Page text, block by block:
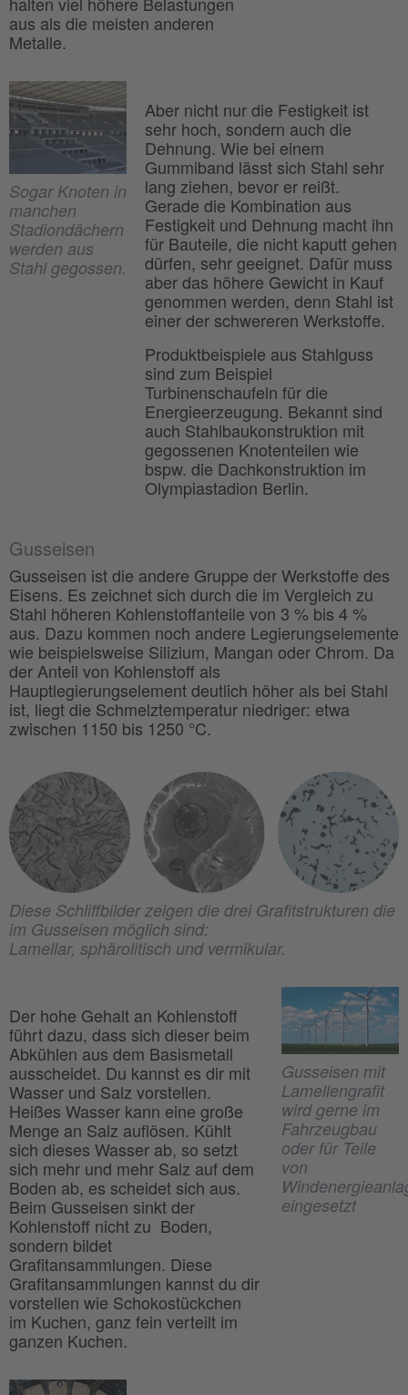
aus als die meisten anderen
Metalle.
Sogar Knoten in
manchen
Stadiondächern
werden aus
Stahl gegossen.
Aber nicht nur die Festigkeit ist
sehr hoch, sondern auch die
Dehnung. Wie bei einem
Gummiband lässt sich Stahl sehr
lang ziehen, bevor er reißt.
Gerade die Kombination aus
Festigkeit und Dehnung macht ihn
für Bauteile, die nicht kaputt gehen
dürfen, sehr geeignet. Dafür muss
aber das höhere Gewicht in Kauf
genommen werden, denn Stahl ist
einer der schwereren Werkstoffe.
Produktbeispiele aus Stahlguss
sind zum Beispiel
Turbinenschaufeln für die
Energieerzeugung. Bekannt sind
auch Stahlbaukonstruktion mit
gegossenen Knotenteilen wie
bspw. die Dachkonstruktion im
Olympiastadion Berlin.
Gusseisen
Gusseisen ist die andere Gruppe der Werkstoffe des
Eisens. Es zeichnet sich durch die im Vergleich zu
Stahl höheren Kohlenstoffanteile von 3 % bis 4 %
aus. Dazu kommen noch andere Legierungselemente
wie beispielsweise Silizium, Mangan oder Chrom. Da
der Anteil von Kohlenstoff als
Hauptlegierungselement deutlich höher als bei Stahl
ist, liegt die Schmelztemperatur niedriger: etwa
zwischen 1150 bis 1250 °C.
Diese Schliffbilder zeigen die drei Grafitstrukturen die
im Gusseisen möglich sind:
Lamellar, sphärolitisch und vermikular.
Der hohe Gehalt an Kohlenstoff
führt dazu, dass sich dieser beim
Abkühlen aus dem Basismetall
ausscheidet. Du kannst es dir mit
Wasser und Salz vorstellen.
Heißes Wasser kann eine große
Menge an Salz auflösen. Kühlt
sich dieses Wasser ab, so setzt
sich mehr und mehr Salz auf dem
Boden ab, es scheidet sich aus.
Beim Gusseisen sinkt der
Kohlenstoff nicht zu Boden,
sondern bildet
Grafitansammlungen. Diese
Grafitansammlungen kannst du dir
vorstellen wie Schokostückchen
im Kuchen, ganz fein verteilt im
ganzen Kuchen.
Gusseisen mit
Lamellengrafit
wird gerne im
Fahrzeugbau
oder für Teile
von
eingesetzt